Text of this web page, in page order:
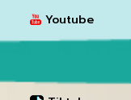
Youtube